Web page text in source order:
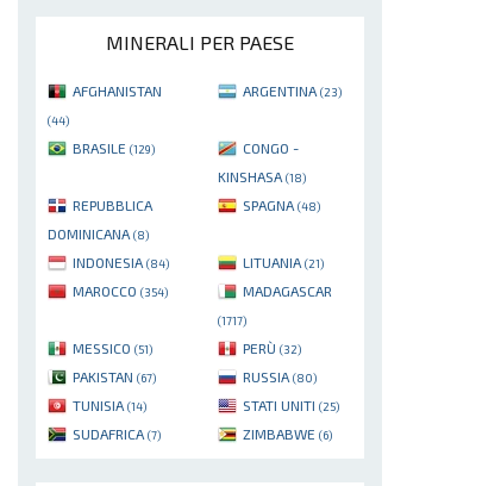
MINERALI PER PAESE
AFGHANISTAN
(44)
ARGENTINA (23)
BRASILE (129)
CONGO -
KINSHASA (18)
REPUBBLICA
DOMINICANA (8)
SPAGNA (48)
INDONESIA (84) LITUANIA (21)
MAROCCO (354) MADAGASCAR
(1717)
MESSICO (51) PERÙ (32)
PAKISTAN (67) RUSSIA (80)
TUNISIA (14) STATI UNITI (25)
SUDAFRICA (7) ZIMBABWE (6)